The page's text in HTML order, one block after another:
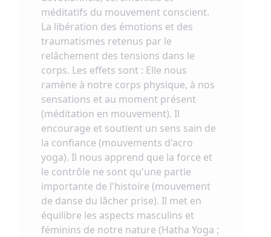
méditatifs du mouvement conscient.
La libération des émotions et des
traumatismes retenus par le
relâchement des tensions dans le
corps. Les effets sont : Elle nous
ramène à notre corps physique, à nos
sensations et au moment présent
(méditation en mouvement). Il
encourage et soutient un sens sain de
la confiance (mouvements d'acro
yoga). Il nous apprend que la force et
le contrôle ne sont qu'une partie
importante de l'histoire (mouvement
de danse du lâcher prise). Il met en
équilibre les aspects masculins et
féminins de notre nature (Hatha Yoga ;